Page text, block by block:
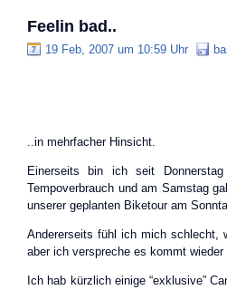
Feelin bad..
19 Feb, 2007 um 10:59 Uhr
..in mehrfacher Hinsicht.
Einerseits bin ich seit
Tempoverbrauch und am Samstag
unserer geplanten Biketour am
Andererseits fühl ich mich schlecht,
aber ich verspreche es kommt wieder
Ich hab kürzlich einige “exklusive”